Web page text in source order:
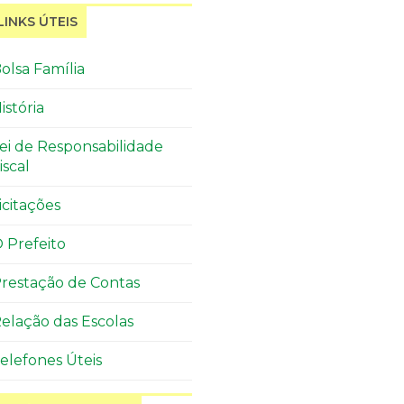
ÚTEIS
Família
de Responsabilidade
Prefeito
de Contas
das Escolas
Úteis